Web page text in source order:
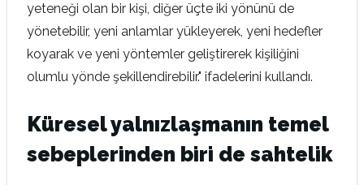
yeteneği olan bir kişi, diğer üçte iki yönünü de
yönetebilir, yeni anlamlar yükleyerek, yeni hedefler
koyarak ve yeni yöntemler geliştirerek kişiliğini
olumlu yönde şekillendirebilir." ifadelerini kullandı.
Küresel yalnızlaşmanın temel
sebeplerinden biri de sahtelik